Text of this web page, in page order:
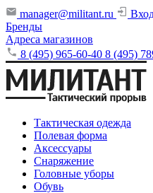
manager@militant.ru
Бренды
Адреса магазинов
8 (495) 965-60-40 8 (495)
Тактическая одежда
Полевая форма
Аксессуары
Снаряжение
Головные уборы
Обувь